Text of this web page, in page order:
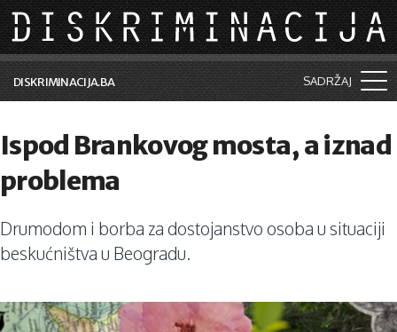
Skip to main content
DISKRIMINACIJA.BA SADRŽAJ
Vijesti i događaji
Aktuelne teme
Kolumne
Saradnja sa medijima
Ispod Brankovog mosta, a iznad
problema
Drumodom i borba za dostojanstvo osoba u situaciji
beskućništva u Beogradu.